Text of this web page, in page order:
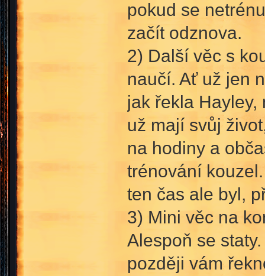
pokud se
začít odznova.
2) Další věc s
naučí. Ať už jen
jak řekla
už mají svůj
na hodiny a
trénování
ten čas ale byl,
3) Mini věc na
Alespoň se
později vám